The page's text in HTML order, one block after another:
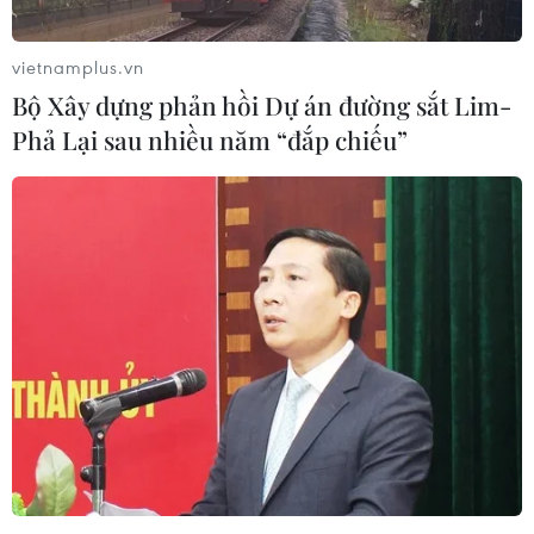
Indonesia (20h ngày 7/8):
Cuộc quyết đấu giành tấm
86 tuổi vẫn đi lấy mẫu
ADN, gần 80 năm nuôi hy
vọng tìm người cậu liệt sĩ
07/08/2026 08:40
vietnamplus.vn
Bộ Xây dựng phản hồi Dự án đường sắt Lim-
Phả Lại sau nhiều năm “đắp chiếu”